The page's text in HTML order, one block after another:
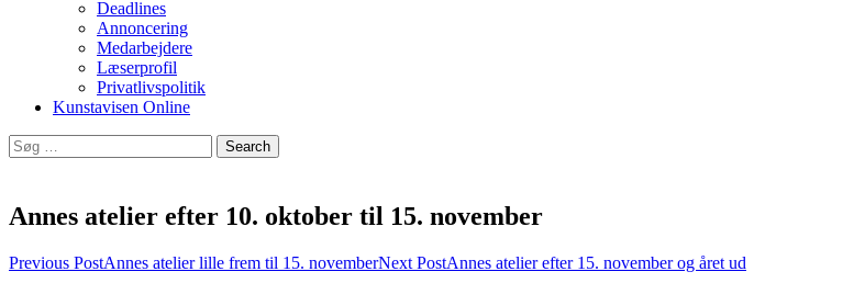
Deadlines
Annoncering
Medarbejdere
Læserprofil
Privatlivspolitik
Kunstavisen Online
Search
for:
Annes atelier efter 10. oktober til 15. november
Post
Previous PostAnnes atelier lille frem til 15. novemberNext PostAnnes atelier efter 15. november og året ud